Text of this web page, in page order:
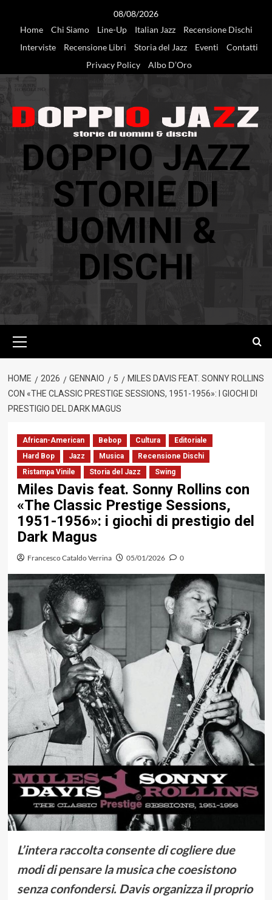
08/08/2026
Home
Chi Siamo Line-Up Italian Jazz
Recensione Dischi
Interviste
Recensione Libri Storia del Jazz Eventi
Contatti
Privacy Policy
Albo D’Oro
DOPPIO JAZZ
STORIE DI
UOMINI &
DISCHI
principale
HOME 2026 GENNAIO 5
MILES DAVIS FEAT. SONNY ROLLINS
CON «THE CLASSIC PRESTIGE SESSIONS, 1951-1956»: I GIOCHI DI
PRESTIGIO DEL DARK MAGUS
African-American Bebop Cultura
Editoriale
Hard Bop
Jazz Musica
Recensione Dischi
Ristampa Vinile
Storia del Jazz Swing
Miles Davis feat. Sonny Rollins con
«The Classic Prestige Sessions,
1951-1956»: i giochi di prestigio del
Dark Magus
Francesco Cataldo Verrina 05/01/2026 0
L’intera raccolta consente di cogliere due
modi di pensare la musica che coesistono
senza confondersi. Davis organizza il proprio